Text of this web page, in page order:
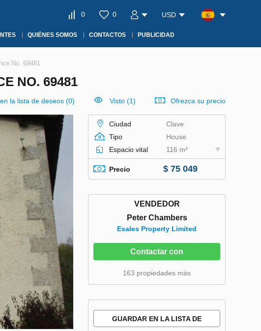
0 0 USD
QUIÉNES SOMOS CONTACTOS PUBLICIDAD
No. 69481
NO. 69481
la lista de deseos (0) Visto (1) Ofrezca su precio
Ciudad
Clave
Tipo
House
Espacio vital
116 m²
Precio $ 75 049
VENDEDOR
Peter Chambers
Esales Property Limited
Contactar con
163 propiedades más
GUARDAR EN LA LISTA DE